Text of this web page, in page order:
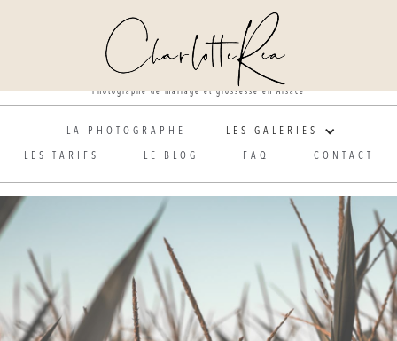
Photographe de mariage et grossesse en Alsace
LA PHOTOGRAPHE LES GALERIES
LES TARIFS LE BLOG FAQ CONTACT